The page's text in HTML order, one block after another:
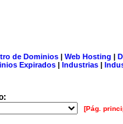
de Dominios| Web Hosting |
Expirados | Industrias |
[Pág.